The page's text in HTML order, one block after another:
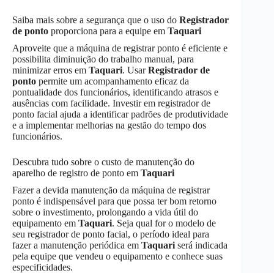
Saiba mais sobre a segurança que o uso do Registrador
de ponto proporciona para a equipe em Taquari
Aproveite que a máquina de registrar ponto é eficiente e
possibilita diminuição do trabalho manual, para
minimizar erros em Taquari. UsarRegistrador de
ponto permite um acompanhamento eficaz da
pontualidade dos funcionários, identificando atrasos e
ausências com facilidade. Investir em registrador de
ponto facial ajuda a identificar padrões de produtividade
e a implementar melhorias na gestão do tempo dos
funcionários.
Descubra tudo sobre o custo de manutenção do
aparelho de registro de ponto em Taquari
Fazer a devida manutenção da máquina de registrar
ponto é indispensável para que possa ter bom retorno
sobre o investimento, prolongando a vida útil do
equipamento em Taquari. Seja qual for o modelo de
seu registrador de ponto facial, o período ideal para
fazer a manutenção periódica em Taquari será indicada
pela equipe que vendeu o equipamento e conhece suas
especificidades.